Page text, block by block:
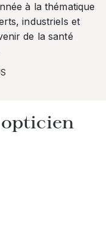
à la thématique
industriels et
de la santé